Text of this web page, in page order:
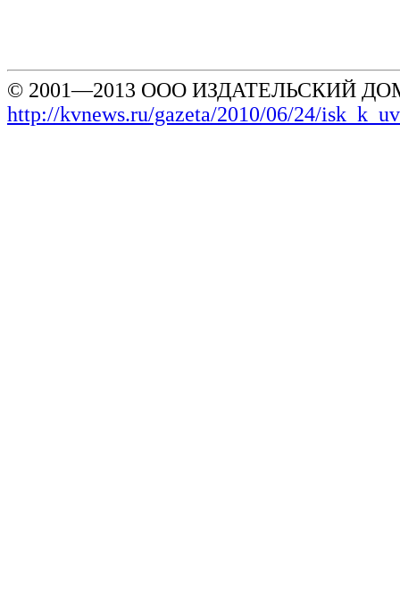
© 2001—2013 ООО ИЗДАТЕЛЬСКИЙ
http://kvnews.ru/gazeta/2010/06/24/